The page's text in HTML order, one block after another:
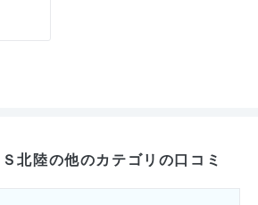
北陸の他のカテゴリの口コミ